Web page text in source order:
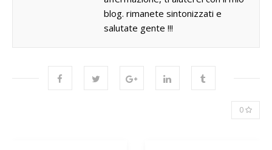
blog. rimanete sintonizzati e
salutate gente !!!
0